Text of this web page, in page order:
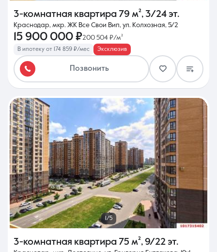
3-комнатная квартира 79 м², 3/24 эт.
Краснодар, мкр. ЖК Все Свои Вип, ул. Колхозная, 5/2
15 900 000 ₽200 504 ₽/м²
В ипотеку от 174 859 ₽/мес Эксклюзив
Позвонить
1/5
3-комнатная квартира 75 м², 9/22 эт.